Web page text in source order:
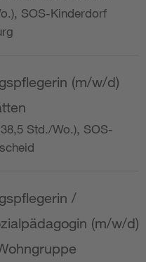
SOS-Kinderdorf
(m/w/d)
Std./Wo.), SOS-
/
(m/w/d)